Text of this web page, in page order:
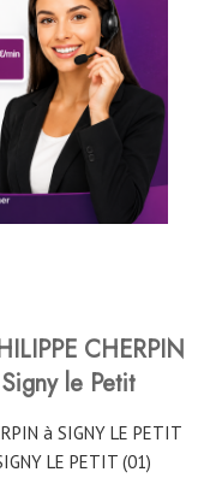
CHERPIN
le Petit
à SIGNY LE PETIT
LE PETIT (01)